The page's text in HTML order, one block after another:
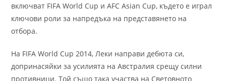
включват FIFA World Cup и AFC Asian Cup, където е играл
ключови роли за напредъка на представянето на
отбора.
На FIFA World Cup 2014, Леки направи дебюта си,
допринасяйки за усилията на Австралия срещу силни
противници. Той също така участва на Световното